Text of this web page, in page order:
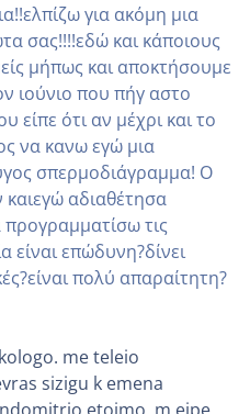
για ακόμη μια
σας!!!!εδώ και κάποιους
μήπως και αποκτήσουμε
ιούνιο που πήγ αστο
είπε ότι αν μέχρι και το
να κανω εγώ μια
σπερμοδιάγραμμα! Ο
αδιαθέτησα
τις
είναι επώδυνη?δίνει
πολύ απαραίτητη?
me teleio
sizigu k emena